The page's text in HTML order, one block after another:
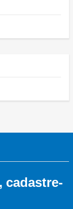
cadastre-